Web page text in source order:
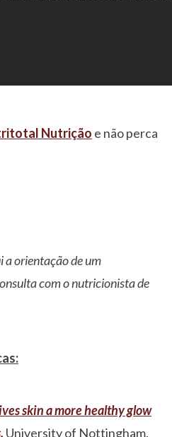
Nutrição e não perca
a orientação de um
com o nutricionista de
skin a more healthy glow
University of Nottingham,